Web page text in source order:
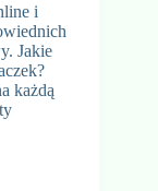
i
Jakie
każdą